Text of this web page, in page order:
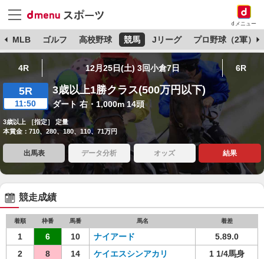
dメニュー
MLB ゴルフ 高校野球 競馬 Jリーグ プロ野球（2軍）
4R 12月25日(土) 3回小倉7日 6R
5R
11:50
3歳以上1勝クラス(500万円以下)
ダート 右・1,000m 14頭
3歳以上 ［指定］ 定量
本賞金：710、280、180、110、71万円
出馬表 データ分析 オッズ 結果
競走成績
着順 枠番 馬番 馬名 着差
1 6 10 ナイアード
5.89.0
2
8 14 ケイエスシンアカリ
1 1/4馬身